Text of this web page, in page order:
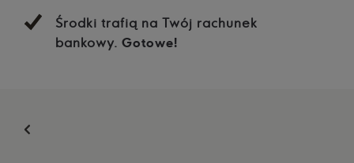
Środki trafią na Twój rachunek
bankowy. Gotowe!